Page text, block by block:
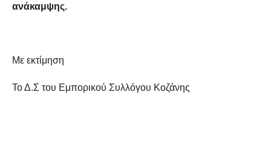
ανάκαμψης.
Με εκτίμηση
Το Δ.Σ του Εμπορικού Συλλόγου Κοζάνης